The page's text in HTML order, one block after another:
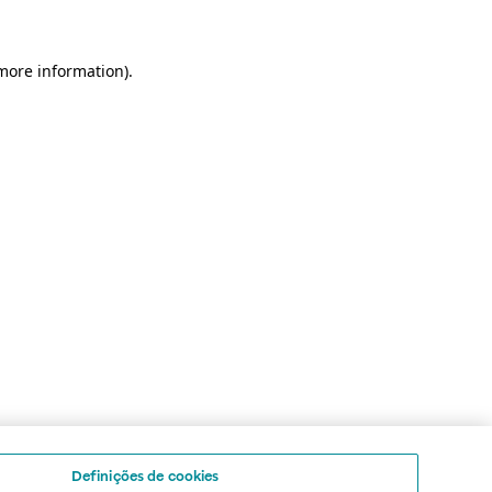
information).
Definições de cookies